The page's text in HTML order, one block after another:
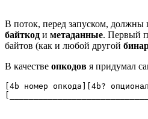
В поток, перед запуском, должны
байткод и метаданные. Первый
байтов (как и любой другой
В качестве опкодов я придумал
[4b номер опкода][4b?